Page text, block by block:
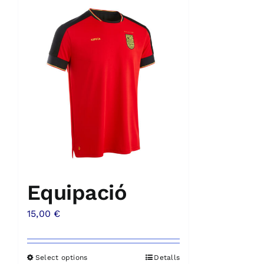
Equipació
15,00 €
Select options Detalls